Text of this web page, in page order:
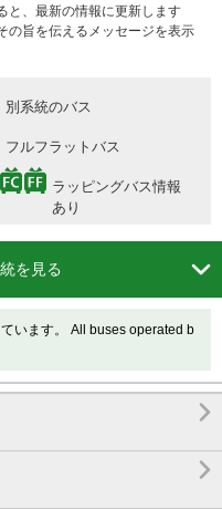
と、最新の情報に更新します
の旨を伝えるメッセージを表示
別系統のバス
フルフラットバス
ラッピングバス情報
あり
を見る 
います。 All buses operated b

